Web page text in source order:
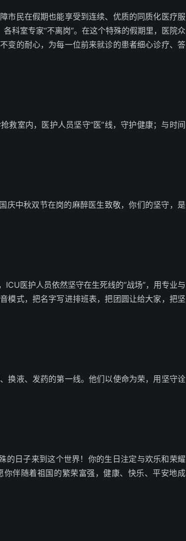
市民在假期也能享受到连续、优质的同质化医疗服
科室专家“不离岗”。在这个特殊的假期里，医院众
变的耐心，为每一位前来就诊的患者细心诊疗、答
救室内，医护人员坚守“医”线，守护健康；与时间
庆中秋双节在岗的麻醉医生致敬，你们的坚守，是
医护人员依然坚守在生死线的“战场”，用专业与
模式，把名字写进排班表，把团圆让给大家，把坚
换液、发药的第一线。他们以使命为荣，用坚守诠
日子来到这个世界！你的生日注定与欢乐和荣耀
伴随着祖国的繁荣富强，健康、快乐、平安地成